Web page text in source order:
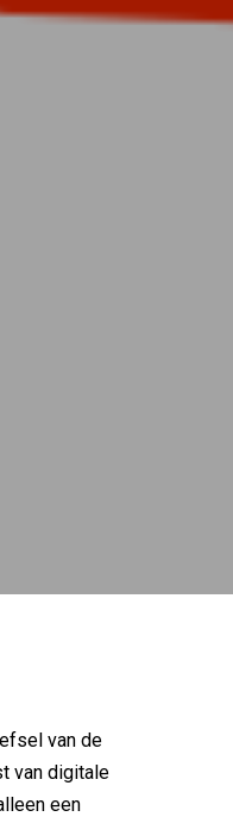
van de
van digitale
een